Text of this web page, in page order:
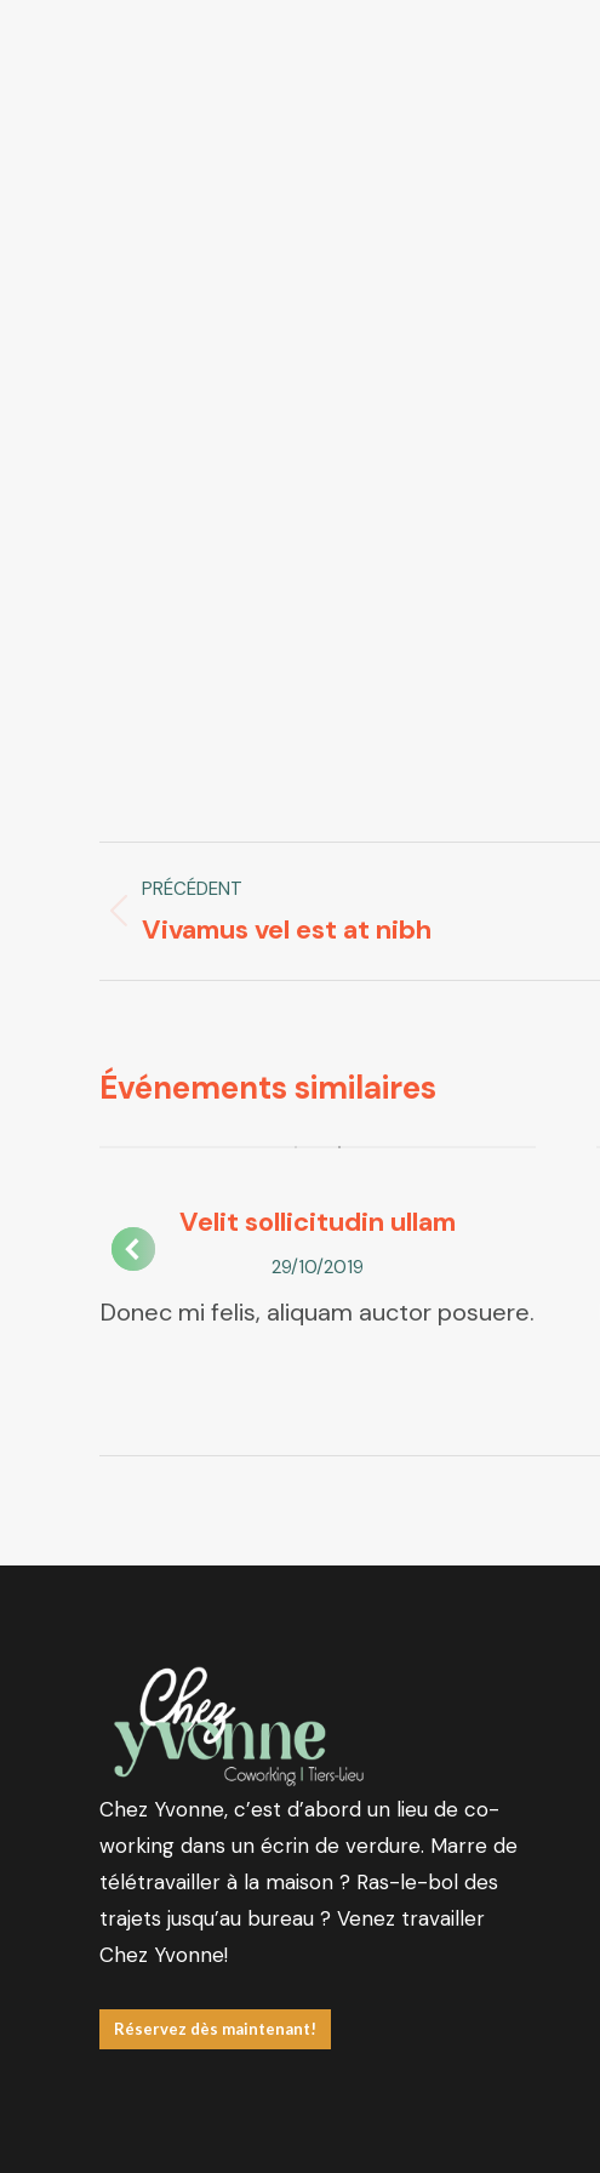
Navigation
de
commentaire
PRÉCÉDENT
Onglet
Vivamus vel est at nibh
Événements similaires
Velit sollicitudin ullam
29/10/2019
Donec mi felis, aliquam auctor posuere.
Chez Yvonne, c’est d’abord un lieu de co-
working dans un écrin de verdure. Marre de
télétravailler à la maison ? Ras-le-bol des
trajets jusqu’au bureau ? Venez travailler
Chez Yvonne!
Réservez dès maintenant!